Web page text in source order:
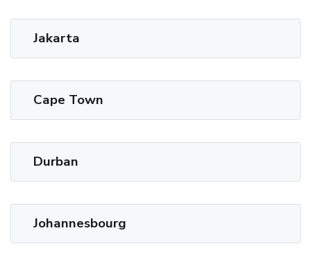
Jakarta
Cape Town
Durban
Johannesbourg